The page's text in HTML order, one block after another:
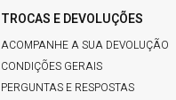
TROCAS E DEVOLUÇÕES
ACOMPANHE A SUA DEVOLUÇÃO
CONDIÇÕES GERAIS
PERGUNTAS E RESPOSTAS